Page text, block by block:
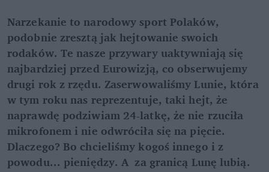
Narzekanie to narodowy sport Polaków,
podobnie zresztą jak hejtowanie swoich
rodaków. Te nasze przywary uaktywniają się
najbardziej przed Eurowizją, co obserwujemy
drugi rok z rzędu. Zaserwowaliśmy Lunie, która
w tym roku nas reprezentuje, taki hejt, że
naprawdę podziwiam 24-latkę, że nie rzuciła
mikrofonem i nie odwróciła się na pięcie.
Dlaczego? Bo chcieliśmy kogoś innego i z
powodu... pieniędzy. A  za granicą Lunę lubią.